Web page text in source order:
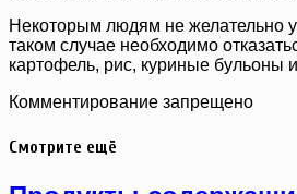
Некоторым людям не желательно
таком случае необходимо
картофель, рис, куриные бульоны
Комментирование запрещено
Смотрите ещё